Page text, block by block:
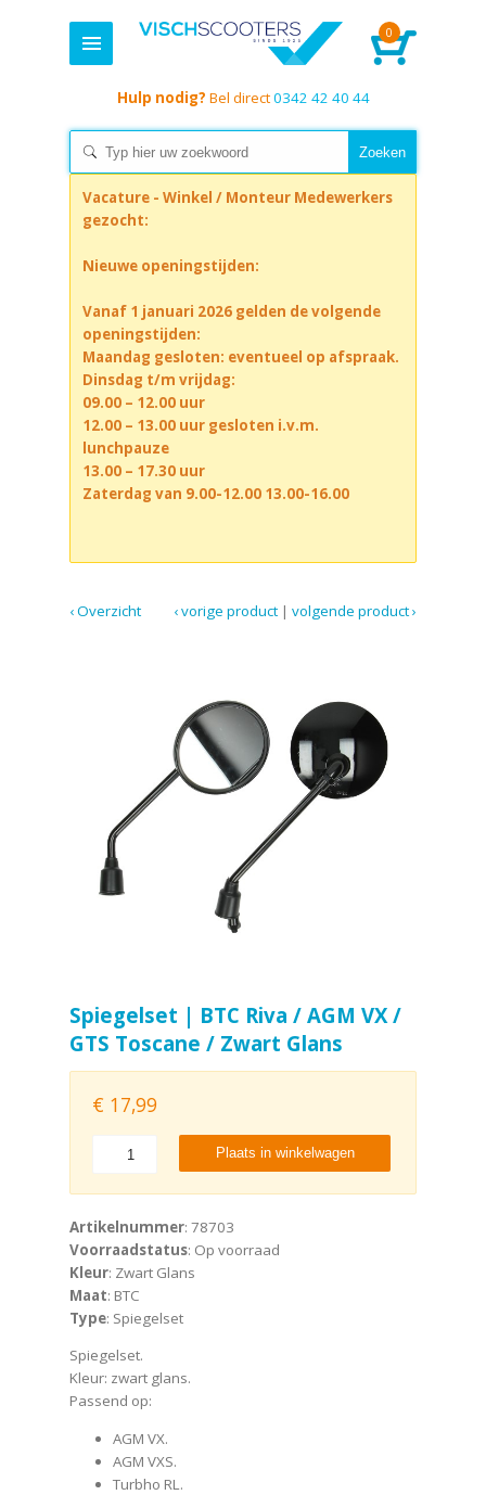
0
Hulp nodig? Bel direct0342 42 40 44
Vacature - Winkel / Monteur Medewerkers
gezocht:
Nieuwe openingstijden:
Vanaf 1 januari 2026 gelden de volgende
openingstijden:
Maandag gesloten: eventueel op afspraak.
Dinsdag t/m vrijdag:
09.00 – 12.00 uur
12.00 – 13.00 uur gesloten i.v.m.
lunchpauze
13.00 – 17.30 uur
Zaterdag van 9.00-12.00 13.00-16.00
‹ Overzicht volgende product ›
|
‹ vorige product
Spiegelset | BTC Riva / AGM VX /
GTS Toscane / Zwart Glans
€ 17,99
Plaats in winkelwagen
Artikelnummer: 78703
Voorraadstatus: Op voorraad
Kleur: Zwart Glans
Maat: BTC
Type: Spiegelset
Spiegelset.
Kleur: zwart glans.
Passend op:
AGM VX.
AGM VXS.
Turbho RL.